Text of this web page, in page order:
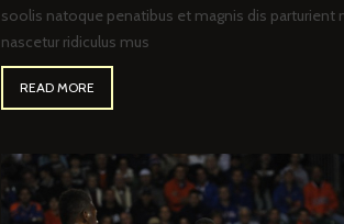
soolis natoque penatibus et magnis dis parturient
nascetur ridiculus mus
READ MORE